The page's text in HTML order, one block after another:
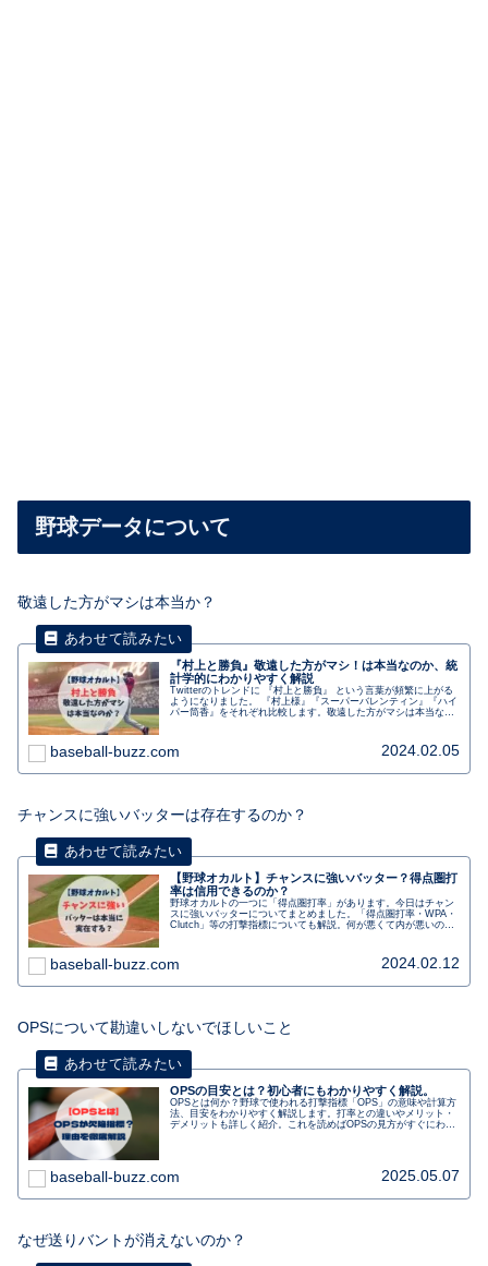
野球データについて
敬遠した方がマシは本当か？
『村上と勝負』敬遠した方がマシ！は本当なのか、統
計学的にわかりやすく解説
Twitterのトレンドに 『村上と勝負』 という言葉が頻繁に上がる
ようになりました。 『村上様』『スーパーバレンティン』『ハイ
パー筒香』をそれぞれ比較します。敬遠した方がマシは本当なの
baseball-buzz.com 2024.02.05
チャンスに強いバッターは存在するのか？
【野球オカルト】チャンスに強いバッター？得点圏打
率は信用できるのか？
野球オカルトの一つに「得点圏打率」があります。今日はチャン
スに強いバッターについてまとめました。「得点圏打率・WPA・
Clutch」等の打撃指標についても解説。何が悪くて内が悪いのか
baseball-buzz.com 2024.02.12
OPSについて勘違いしないでほしいこと
OPSの目安とは？初心者にもわかりやすく解説。
OPSとは何か？野球で使われる打撃指標「OPS」の意味や計算方
法、目安をわかりやすく解説します。打率との違いやメリット・
デメリットも詳しく紹介。これを読めばOPSの見方がすぐにわか
baseball-buzz.com 2025.05.07
なぜ送りバントが消えないのか？